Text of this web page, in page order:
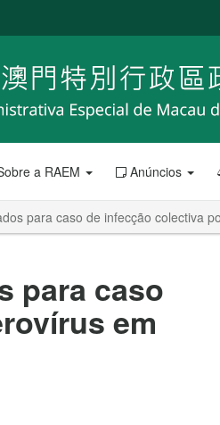
a RAEM Anúncios
para caso de infecção colectiva
para caso
em